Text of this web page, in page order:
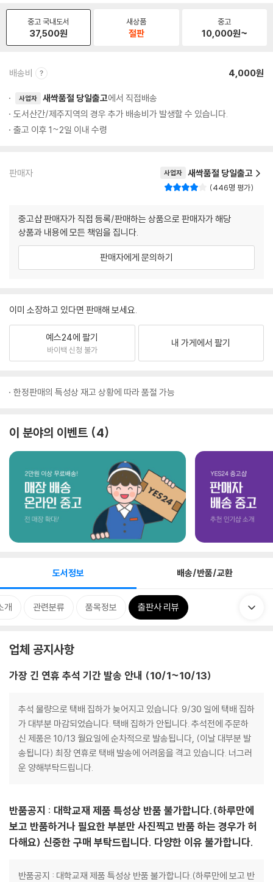
중고 국내도서
37,500원
새상품
절판
중고
10,000원~
배송비 4,000원
사업자 새싹품절 당일출고에서 직접배송
도서산간/제주지역의 경우 추가 배송비가 발생할 수 있습니다.
출고 이후 1~2일 이내 수령
판매자 사업자 새싹품절 당일출고
446명 평가
중고샵 판매자가 직접 등록/판매하는 상품으로 판매자가 해당
상품과 내용에 모든 책임을 집니다.
판매자에게 문의하기
이미 소장하고 있다면 판매해 보세요.
예스24에 팔기
바이백 신청 불가
내 가게에서 팔기
한정판매의 특성상 재고 상황에 따라 품절 가능
이 분야의 이벤트 4
도서정보 배송/반품/교환
개 관련분류 품목정보 출판사 리뷰
업체 공지사항
가장 긴 연휴 추석 기간 발송 안내 (10/1~10/13)
추석 물량으로 택배 집하가 늦어지고 있습니다. 9/30 일에 택배 집하
가 대부분 마감되었습니다. 택배 집하가 안됩니다. 추석전에 주문하
신 제품은 10/13 월요일에 순차적으로 발송됩니다, (이날 대부분 발
송됩니다) 최장 연휴로 택배 발송에 어려움을 격고 있습니다. 너그러
운 양해부탁드립니다.
반품공지 : 대학교재 제품 특성상 반품 불가합니다.(하루만에
보고 반품하거나 필요한 부분만 사진찍고 반품 하는 경우가 허
다해요) 신중한 구매 부탁드립니다. 다양한 이유 불가합니다.
반품공지 : 대학교재 제품 특성상 반품 불가합니다.(하루만에 보고 반